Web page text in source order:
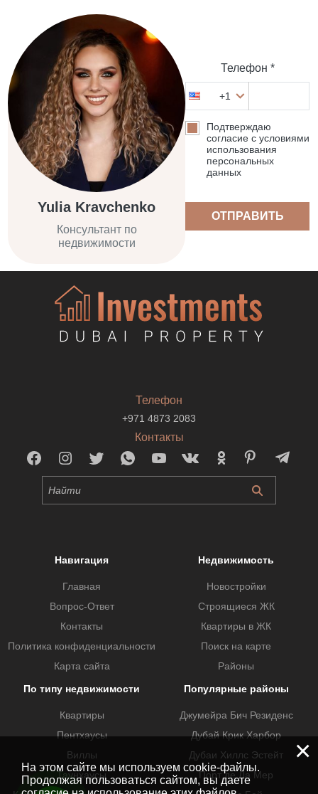
Yulia Kravchenko
Консультант по
недвижимости
Телефон *
+1
Подтверждаю
согласие с условиями
использования
персональных
данных
ОТПРАВИТЬ
Телефон
+971 4873 2083
Контакты
Навигация
Главная
Вопрос-Ответ
Контакты
Политика конфиденциальности
Карта сайта
Недвижимость
Новостройки
Строящиеся ЖК
Квартиры в ЖК
Поиск на карте
Районы
По типу недвижимости
Квартиры
Пентхаусы
Виллы
Таунхаусы
Популярные районы
Джумейра Бич Резиденс
Дубай Крик Харбор
Дубаи Хиллс Эстейт
Порт де Ла Мер
×
На этом сайте мы используем cookie-файлы.
Продолжая пользоваться сайтом, вы даете